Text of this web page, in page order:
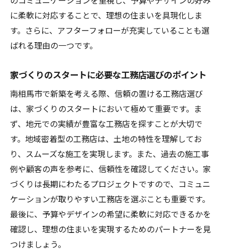
に柔軟に対応することで、理想の住まいを具現化しま
す。さらに、アフターフォローが充実していることも選
ばれる理由の一つです。
家づくりのスタートに必要な工務店選びのポイント
南相馬市で新築を考える際、信頼の置ける工務店選び
は、家づくりのスタートにおいて極めて重要です。ま
ず、地元での実績が豊富な工務店を探すことが大切で
す。地域密着型の工務店は、土地の特性を理解してお
り、スムーズな施工を実現します。また、過去の施工事
例や顧客の声を参考に、信頼性を確認してください。家
づくりは長期にわたるプロジェクトですので、コミュニ
ケーションが取りやすい工務店を選ぶことも重要です。
最後に、予算やデザインの希望に柔軟に対応できるかを
確認し、理想の住まいを実現するためのパートナーを見
つけましょう。